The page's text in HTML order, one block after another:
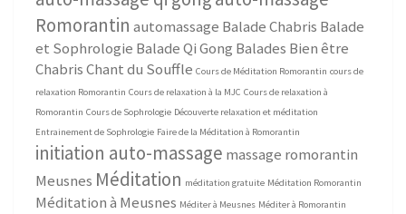
Romorantin automassage Balade Chabris Balade
et Sophrologie Balade Qi Gong Balades Bien être
ChabrisChant du Souffle Cours de Méditation Romorantin cours de
relaxation Romorantin Cours de relaxation à la MJC Cours de relaxation à
Romorantin Cours de Sophrologie Découverte relaxation et méditation
Entrainement de Sophrologie Faire de la Méditation à Romorantin
initiation auto-massage massage romorantin
Meusnes Méditation méditation gratuite Méditation Romorantin
Méditation à Meusnes Méditer à Meusnes Méditer à Romorantin